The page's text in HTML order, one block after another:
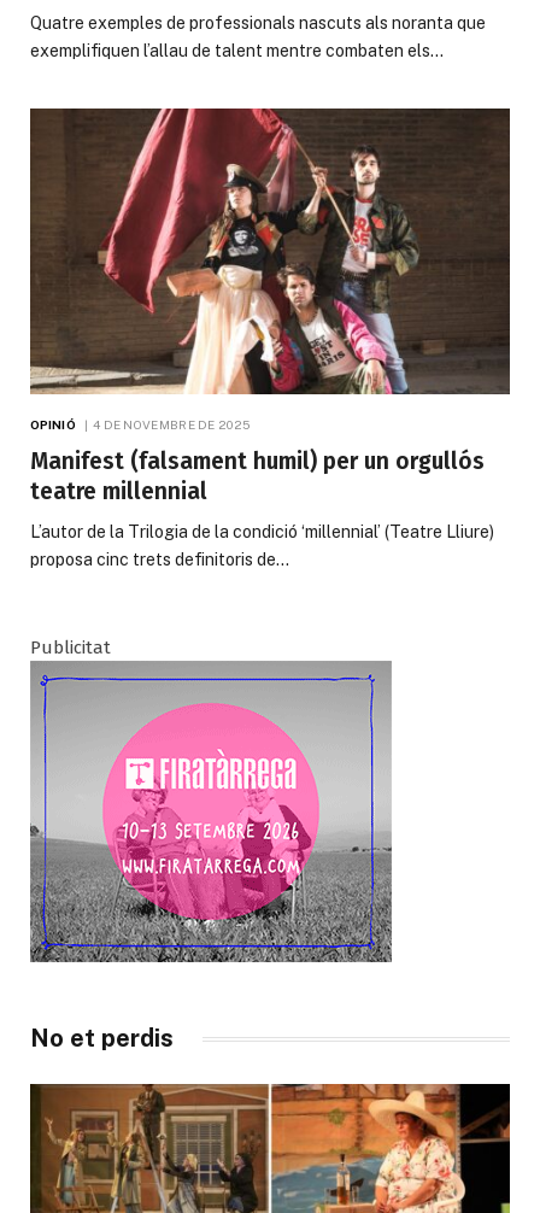
Quatre exemples de professionals nascuts als noranta que
exemplifiquen l’allau de talent mentre combaten els…
OPINIÓ 4 DE NOVEMBRE DE 2025
Manifest (falsament humil) per un orgullós
teatre millennial
L’autor de la Trilogia de la condició ‘millennial’ (Teatre Lliure)
proposa cinc trets definitoris de…
Publicitat
No et perdis